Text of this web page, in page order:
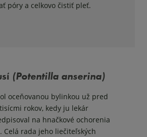
póry a celkovo čistiť pleť.
(Potentilla anserina)
oceňovanou bylinkou už pred
rokov, kedy ju lekár
na hnačkové ochorenia
Celá rada jeho liečiteľských